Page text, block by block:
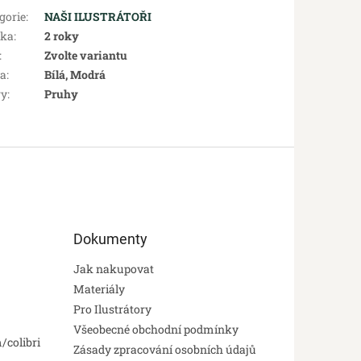
:
NAŠI ILUSTRÁTOŘI
:
2 roky
:
Zvolte variantu
:
Bílá, Modrá
: Pruhy
colibri
Dokumenty
Jak nakupovat
Materiály
Pro Ilustrátory
Všeobecné obchodní podmínky
Zásady zpracování osobních údajů